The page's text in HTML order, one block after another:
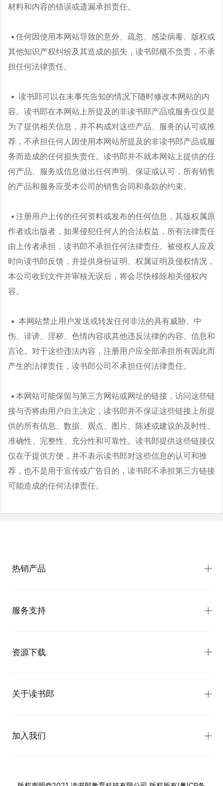
材料和内容的错误或遗漏承担责任。
任何因使用本网站导致的意外、疏忽、感染病毒、版权或
其他知识产权纠纷及其造成的损失，读书郎概不负责，不承
担任何法律责任。
读书郎可以在未事先告知的情况下随时修改本网站的内
容。读书郎在本网站上所提及的非读书郎产品或服务仅仅是
为了提供相关信息，并不构成对这些产品、服务的认可或推
荐，不承担任何人因使用本网站所提及的非读书郎产品或服
务而造成的任何损失责任。读书郎并不就本网站上提供的任
何产品、服务或信息做出任何声明、保证或认可，所有销售
的产品和服务应受本公司的销售合同和条款的约束。
注册用户上传的任何资料或发布的任何信息，其版权属原
作者或出版者，如果侵犯任何人的合法权益，所有法律责任
由上传者承担，读书郎不承担任何法律责任。被侵权人应及
时向读书郎反馈，并提供身份证明、权属证明及侵权情况，
本公司收到文件并审核无误后，将会尽快移除相关侵权内
容。
本网站禁止用户发送或转发任何非法的具有威胁、中
伤、诽谤、淫秽、色情内容或其他违反法律的内容、信息和
言论。对于这些违法内容，注册用户应全部承担所有因此而
产生的法律责任，读书郎公司不承担任何法律责任。
本网站可能保留与第三方网站或网址的链接，访问这些链
接与否将由用户自主决定，读书郎并不保证这些链接上所提
供的所有信息、数据、观点、图片、陈述或建议的及时性、
准确性、完整性、充分性和可靠性。读书郎提供这些链接仅
仅在于提供方便，并不表示读书郎对这些信息的认可和推
荐，也不是用于宣传或广告目的，读书郎不承担第三方链接
可能造成的任何法律责任。
热销产品
服务支持
资源下载
关于读书郎
加入我们